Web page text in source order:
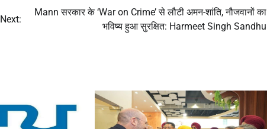
Next:
Mann सरकार के ‘War on Crime’ से लौटी अमन-शांति, नौजवानों का
भविष्य हुआ सुरक्षित: Harmeet Singh Sandhu